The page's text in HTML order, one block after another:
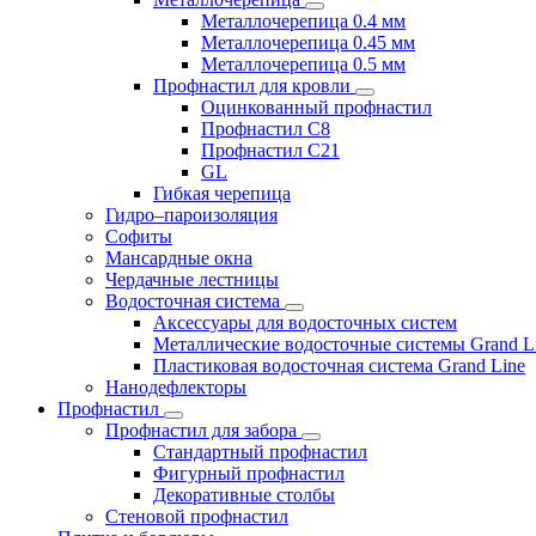
Металлочерепица 0.4 мм
Металлочерепица 0.45 мм
Металлочерепица 0.5 мм
Профнастил для кровли
Оцинкованный профнастил
Профнастил С8
Профнастил С21
GL
Гибкая черепица
Гидро–пароизоляция
Софиты
Мансардные окна
Чердачные лестницы
Водосточная система
Аксессуары для водосточных систем
Металлические водосточные системы Grand
Пластиковая водосточная система Grand Line
Нанодефлекторы
Профнастил
Профнастил для забора
Стандартный профнастил
Фигурный профнастил
Декоративные столбы
Стеновой профнастил